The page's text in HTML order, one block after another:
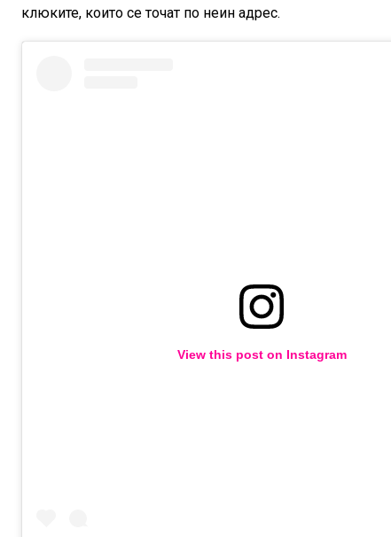
клюките, които се точат по неин адрес.
View this post on Instagram